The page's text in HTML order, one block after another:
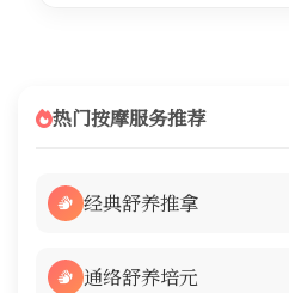
热门按摩服务推荐
经典舒养推拿
通络舒养培元